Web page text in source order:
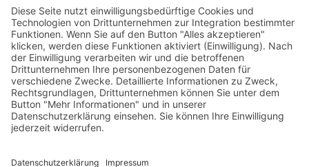
Über uns
News
Termine & Messen
Karriere
Historie